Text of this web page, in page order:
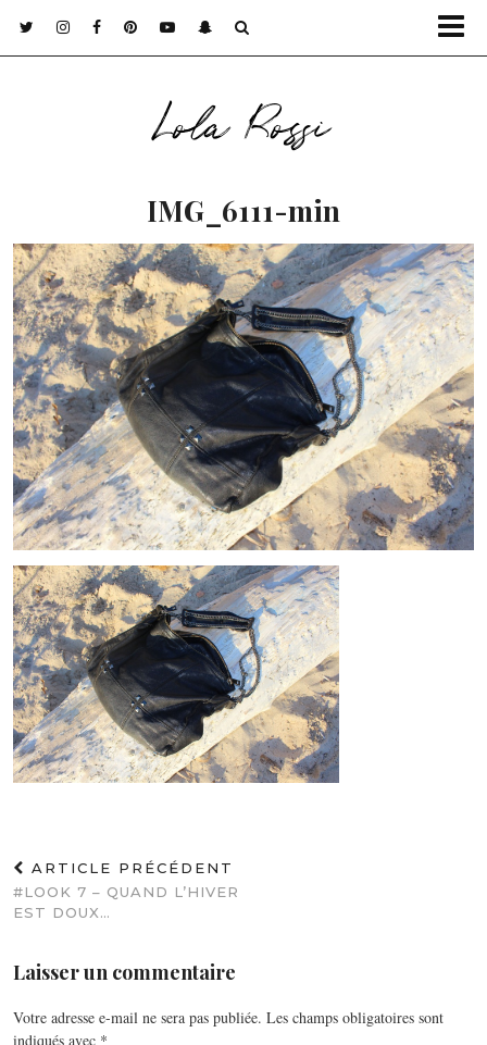
Lola Rossi
IMG_6111-min
ARTICLE PRÉCÉDENT
#LOOK 7 – QUAND L’HIVER
EST DOUX…
Laisser un commentaire
Votre adresse e-mail ne sera pas publiée. Les champs obligatoires sont
indiqués avec *